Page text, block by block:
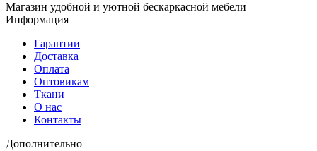
Магазин удобной и уютной бескаркасной мебели
Информация
Гарантии
Доставка
Оплата
Оптовикам
Ткани
О нас
Контакты
Дополнительно